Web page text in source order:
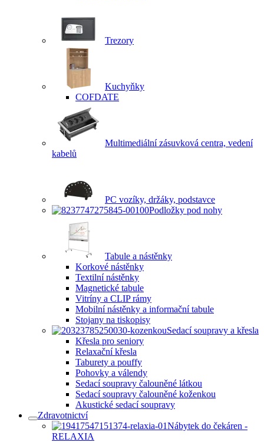
Trezory
Kuchyňky
COFDATE
Multimediální zásuvková centra, vedení
kabelů
PC vozíky, držáky, podstavce
Podložky pod nohy
Tabule a nástěnky
Korkové nástěnky
Textilní nástěnky
Magnetické tabule
Vitríny a CLIP rámy
Mobilní nástěnky a informační tabule
Stojany na tiskopisy
Sedací soupravy a křesla
Křesla pro seniory
Relaxační křesla
Taburety a pouffy
Pohovky a válendy
Sedací soupravy čalouněné látkou
Sedací soupravy čalouněné koženkou
Akustické sedací soupravy
Zdravotnictví
Nábytek do čekáren -
RELAXIA